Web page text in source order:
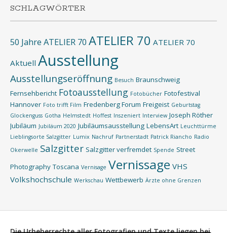
SCHLAGWÖRTER
50 Jahre ATELIER 70 ATELIER 70 ATELIER 70
Aktuell Ausstellung
Ausstellungseröffnung Besuch Braunschweig
Fernsehbericht Fotoausstellung Fotobücher Fotofestival
Hannover Foto trifft Film Fredenberg Forum Freigeist Geburtstag
Glockenguss Gotha Helmstedt Hoffest Inszeniert Interview Joseph Röther
Jubiläum Jubiläum 2020 Jubiläumsausstellung LebensArt Leuchttürme
Lieblingsorte Salzgitter Lumix Nachruf Partnerstadt Patrick Riancho Radio
Okerwelle Salzgitter Salzgitter verfremdet Spende Street
Photography Toscana Vernisage Vernissage VHS
Volkshochschule Werkschau Wettbewerb Ärzte ohne Grenzen